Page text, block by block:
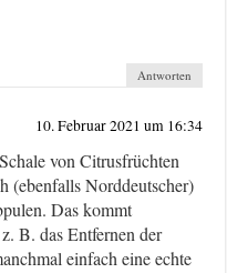
Antworten
10. Februar 2021 um 16:34
von Citrusfrüchten
(ebenfalls Norddeutscher)
Das kommt
B. das Entfernen der
einfach eine echte